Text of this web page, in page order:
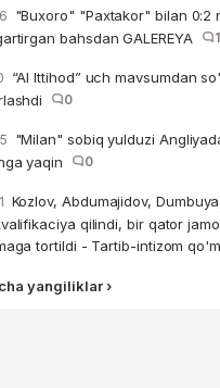
"Buxoro" "Paxtakor" bilan 0:2
bahsdan GALEREYA
1
“Al Ittihod” uch mavsumdan
0
"Milan" sobiq yulduzi
yaqin
0
Kozlov, Abdumajidov,
qilindi, bir qator
tortildi - Tartib-intizom
yangiliklar ›